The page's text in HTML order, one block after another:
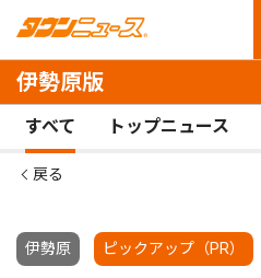
伊勢原版
すべて トップニュース
戻る
伊勢原 ピックアップ（PR）